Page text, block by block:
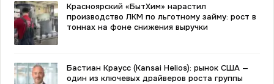
Красноярский «БытХим» нарастил
производство ЛКМ по льготному займу: рост в
тоннах на фоне снижения выручки
Бастиан Краусс (Kansai Helios): рынок США —
один из ключевых драйверов роста группы